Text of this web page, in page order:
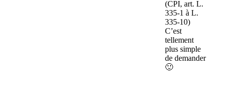
(CPI, art. L.
335-1 à L.
335-10)
C’est
tellement
plus simple
de demander
🙂